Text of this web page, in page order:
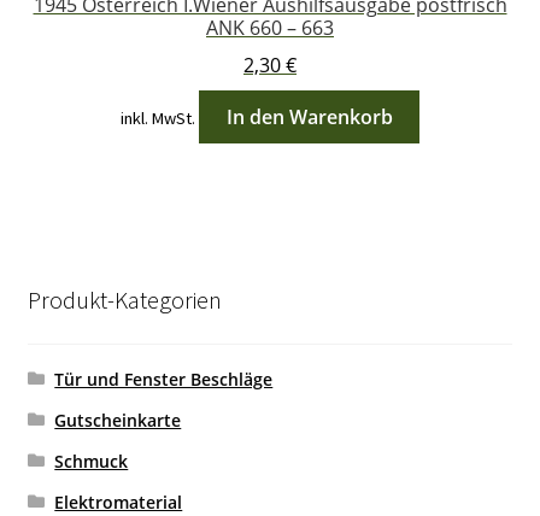
ANK 660 – 663
2,30€
inkl. MwSt. In den Warenkorb
Produkt-Kategorien
Tür und Fenster Beschläge
Gutscheinkarte
Schmuck
Elektromaterial